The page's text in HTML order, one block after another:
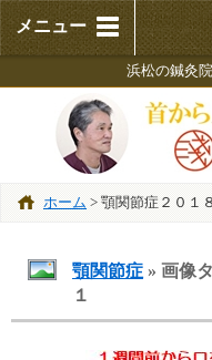
メニュー
浜松の鍼灸
ホーム > 顎関節症２０１
顎関節症 » 画像
１